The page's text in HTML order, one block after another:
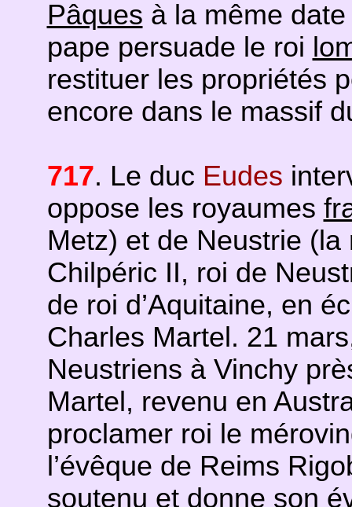
Pâques à la même
pape persuade le roi
restituer les propriétés
encore dans le massif
717. Le duc Eudes
oppose les royaumes
Metz) et de Neustrie
Chilpéric II, roi de
de roi d’Aquitaine, en
Charles Martel. 21
Neustriens à Vinchy
Martel, revenu en
proclamer roi le
l’évêque de Reims
soutenu et donne son